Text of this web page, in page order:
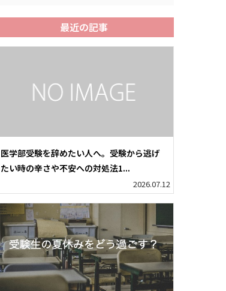
最近の記事
医学部受験を辞めたい人へ。受験から逃げ
たい時の辛さや不安への対処法1...
2026.07.12